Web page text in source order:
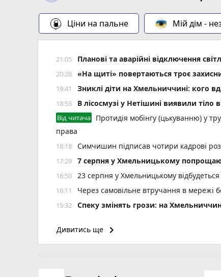
Ціни на пальне Мій дім -
21:05 Планові та аварійні відключення
20:28 «На щиті» повертаються троє
19:41 Зниклі діти на Хмельниччині: кого
18:53 В лісосмузі у Нетішині виявили тіло
Від читача
Протидія мобінгу (цькуванню) у
права
18:18 Симчишин підписав чотири кадрові
17:29 7 серпня у Хмельницькому
16:50 23 серпня у Хмельницькому
16:11 Через самовільне втручання в мережі
15:32 Спеку змінять грози: на
Зґвалтував погрожуючи ножем: на
14:25 6 років за ґратами проведе водій за
Дивитись ще keyboard_arrow_right